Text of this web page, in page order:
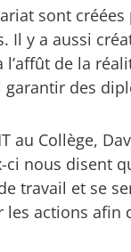
sont
Il y a aussi
de la
garantir des
au Collège,
ci nous disent
travail et se
actions afin